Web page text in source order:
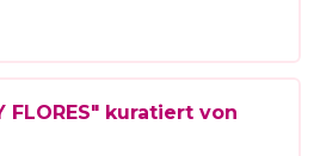
FLORES" kuratiert von